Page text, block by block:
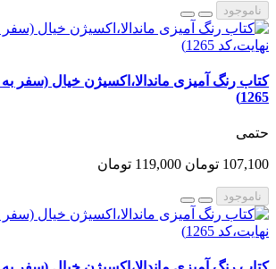
ناموجود
کتاب رنگ آمیزی ماندالا،اکسیژن خیال (سفر به
1265)
حتمی
107,100 تومان 119,000 تومان
ناموجود